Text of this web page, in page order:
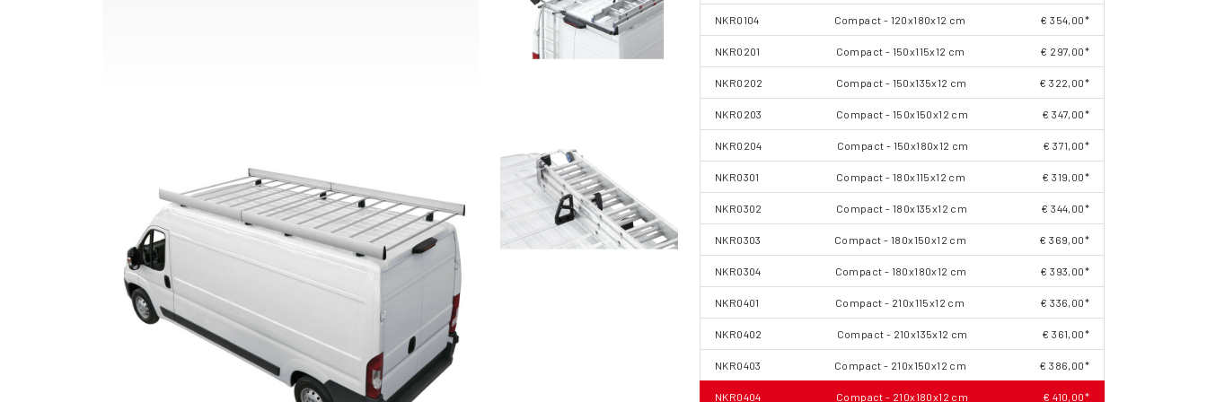
NKR0104 Compact - 120x180x12 cm € 354,00*
NKR0201 Compact - 150x115x12 cm € 297,00*
NKR0202 Compact - 150x135x12 cm € 322,00*
NKR0203 Compact - 150x150x12 cm € 347,00*
NKR0204 Compact - 150x180x12 cm € 371,00*
NKR0301 Compact - 180x115x12 cm € 319,00*
NKR0302 Compact - 180x135x12 cm € 344,00*
NKR0303 Compact - 180x150x12 cm € 369,00*
NKR0304 Compact - 180x180x12 cm € 393,00*
NKR0401 Compact - 210x115x12 cm € 336,00*
NKR0402 Compact - 210x135x12 cm € 361,00*
NKR0403 Compact - 210x150x12 cm € 386,00*
NKR0404 Compact - 210x180x12 cm € 410,00*